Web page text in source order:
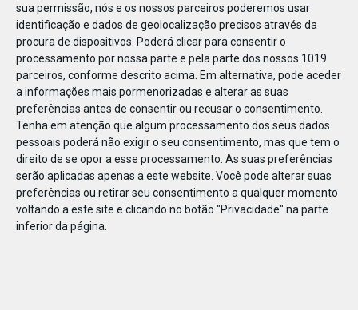
sua permissão, nós e os nossos parceiros poderemos usar
identificação e dados de geolocalização precisos através da
procura de dispositivos. Poderá clicar para consentir o
processamento por nossa parte e pela parte dos nossos 1019
parceiros, conforme descrito acima. Em alternativa, pode aceder
a informações mais pormenorizadas e alterar as suas
preferências antes de consentir ou recusar o consentimento.
Tenha em atenção que algum processamento dos seus dados
pessoais poderá não exigir o seu consentimento, mas que tem o
direito de se opor a esse processamento. As suas preferências
serão aplicadas apenas a este website. Você pode alterar suas
preferências ou retirar seu consentimento a qualquer momento
voltando a este site e clicando no botão "Privacidade" na parte
inferior da página.
119021736133980